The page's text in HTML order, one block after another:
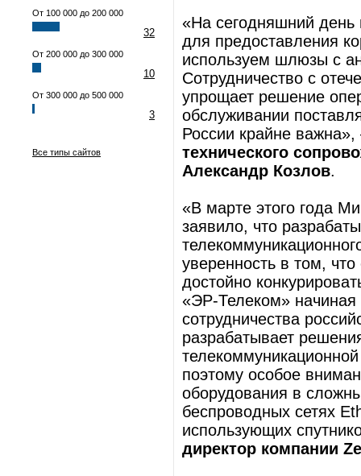
От 100 000 до 200 000
32
От 200 000 до 300 000
10
От 300 000 до 500 000
3
Все типы сайтов
«На сегодняшний день
для предоставления
используем шлюзы с
Сотрудничество с
упрощает решение
обслуживании
России крайне
технического
Александр Козлов.
«В марте этого года
заявило, что
уверенность в том,
достойно
«ЭР-Телеком» начиная
сотрудничества
разрабатывает
поэтому особое
оборудования в
беспроводных сетях
использующих
директор компании